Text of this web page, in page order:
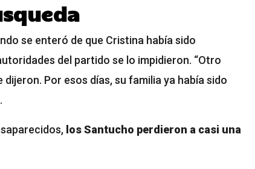
se enteró de que Cristina había sido
del partido se lo impidieron. “Otro
Por esos días, su familia ya había sido
los Santucho perdieron a casi una